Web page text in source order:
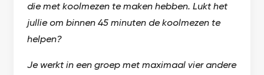
die met koolmezen te maken hebben. Lukt het
jullie om binnen 45 minuten de koolmezen te
helpen?
Je werkt in een groep met maximaal vier andere